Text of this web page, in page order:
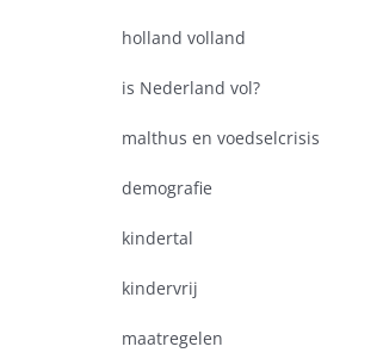
holland volland
is Nederland vol?
malthus en voedselcrisis
demografie
kindertal
kindervrij
maatregelen